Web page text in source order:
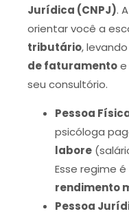
Jurídica (CNPJ). A
orientar você a
tributário,
de faturamentoe
seu consultório.
Pessoa
psicóloga
labore
Esse regime
rendimento
Pessoa